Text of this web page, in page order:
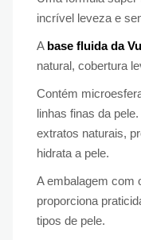
incrível leveza e
A base fluida da
natural, cobertura
Contém
linhas finas da
extratos naturais,
hidrata a pele.
A embalagem com
proporciona
tipos de pele.